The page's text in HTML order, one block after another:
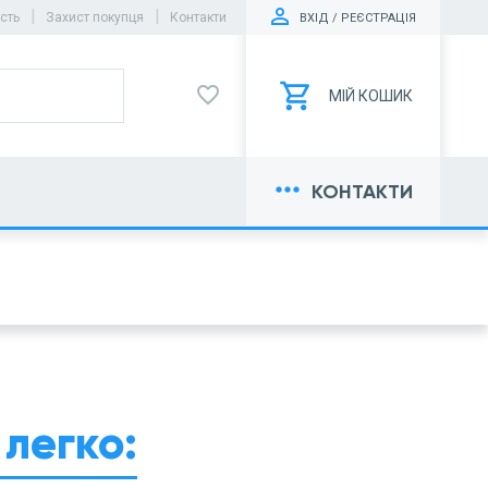
favorite_border
ВХІД / РЕЄСТРАЦІЯ
МІЙ КОШИК
| Захист покупця | Контакти
more_horiz КОНТАКТИ